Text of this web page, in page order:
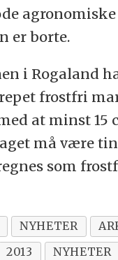
er borte.
i Rogaland
frostfri
at minst 15
må være
som
NYHETER
2013
NYHETER